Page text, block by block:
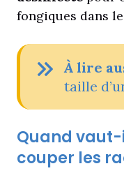
fongiques dans
À lire
taille
Quand
couper les